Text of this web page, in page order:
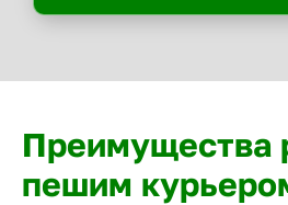
Преимущества
пешим